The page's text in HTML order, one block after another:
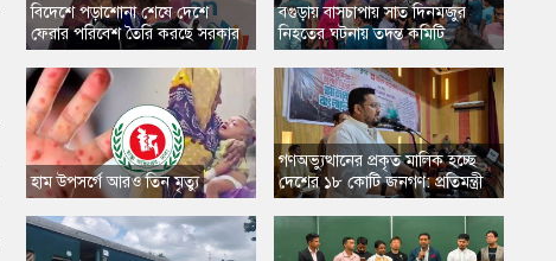
বিদেশে পড়াশোনা শেষে দেশে
ফেরার পরিবেশ তৈরি করছে সরকার
​হাম উপসর্গে আরও তিন মৃত্যু
​বগুড়ায় বাসচাপায় সাত দিনমজুর
নিহতের ঘটনায় তদন্ত কমিটি
গণঅভ্যুত্থানের প্রকৃত মালিক হচ্ছে
দেশের ১৮ কোটি জনগণ: প্রতিমন্ত্রী